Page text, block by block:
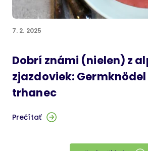
7. 2. 2025
Dobrí známi (nielen) z
zjazdoviek:
trhanec
Prečítať